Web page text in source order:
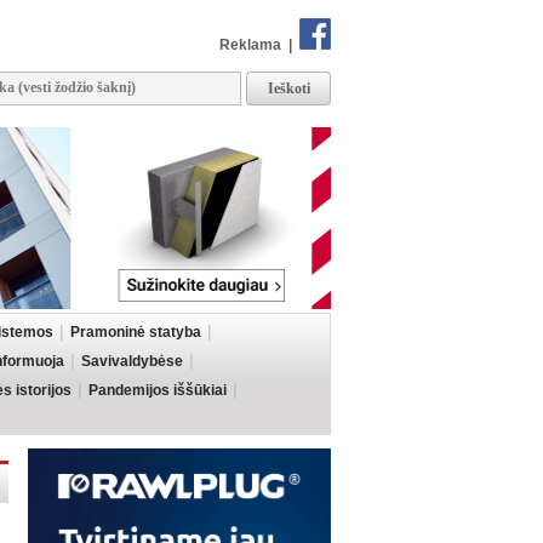
Reklama
Pramoninė statyba
Savivaldybėse
istorijos
Pandemijos iššūkiai